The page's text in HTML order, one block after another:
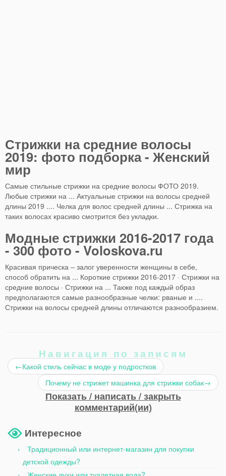
Стрижки на средние волосы
2019: фото подборка - Женский
мир
Самые стильные стрижки на средние волосы ФОТО 2019.
Любые стрижки на ... Актуальные стрижки на волосы средней
длины 2019 .... Челка для волос средней длины ... Стрижка на
таких волосах красиво смотрится без укладки.
Модные стрижки 2016-2017 года
- 300 фото - Voloskova.ru
Красивая прическа – залог уверенности женщины в себе,
способ обратить на ... Короткие стрижки 2016-2017 · Стрижки на
средние волосы · Стрижки на ... Также под каждый образ
предполагаются самые разнообразные челки: рваные и ....
Стрижки на волосы средней длины отличаются разнообразием.
Навигация по записям
←Какой стиль сейчас в моде у подростков
Почему не стрижет машинка для стрижки собак→
Показать / написать / закрыть
комментарий(ии)
Интересное
Традиционный или интернет-магазин для покупки
детской одежды?